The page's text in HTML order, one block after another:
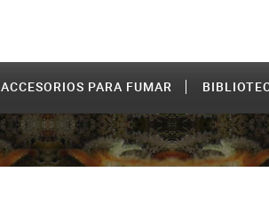
ACCESORIOS PARA FUMAR